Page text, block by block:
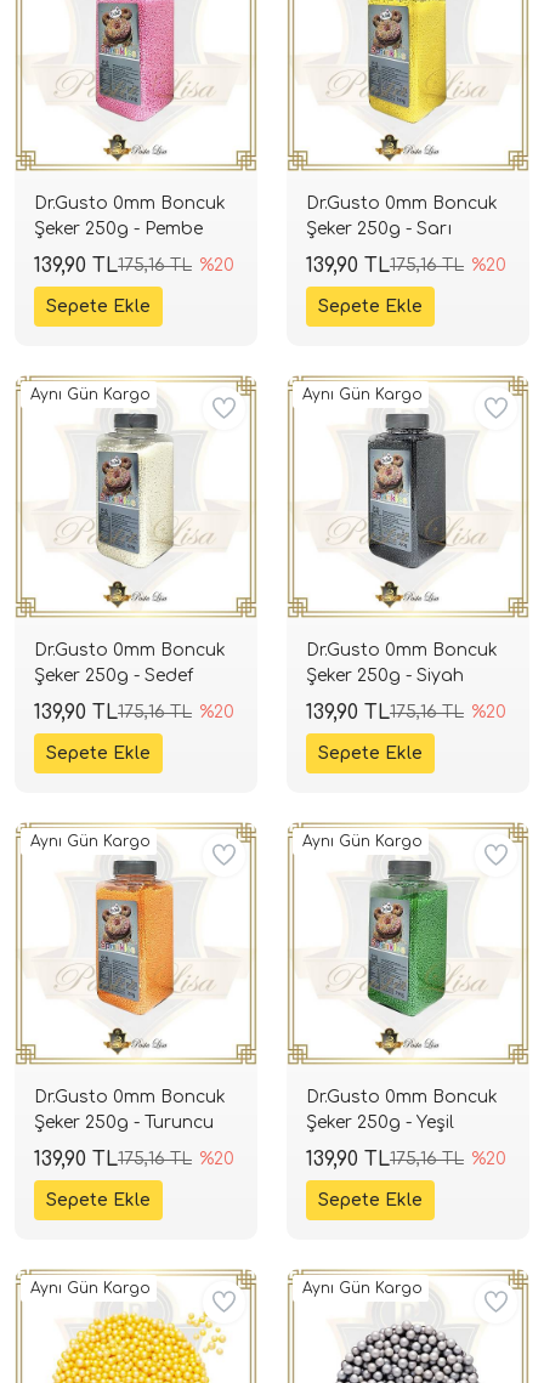
Dr.Gusto 0mm Boncuk
Şeker 250g - Pembe
175,16 TL %20
139,90 TL
Dr.Gusto 0mm Boncuk
Şeker 250g - Sarı
175,16 TL %20
139,90 TL
Dr.Gusto 0mm Boncuk
Şeker 250g - Sedef
175,16 TL %20
139,90 TL
Aynı Gün Kargo
Dr.Gusto 0mm Boncuk
Şeker 250g - Siyah
175,16 TL %20
139,90 TL
Aynı Gün Kargo
Dr.Gusto 0mm Boncuk
Şeker 250g - Turuncu
175,16 TL %20
139,90 TL
Aynı Gün Kargo
Dr.Gusto 0mm Boncuk
Şeker 250g - Yeşil
175,16 TL %20
139,90 TL
Aynı Gün Kargo
Aynı Gün Kargo Aynı Gün Kargo